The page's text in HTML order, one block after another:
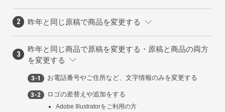
昨年と同じ原稿で商品を変更する
昨年と同じ商品で原稿を変更する・原稿と商品の両方
を変更する
お電話番号やご住所など、文字情報のみを変更する
ロゴの差替えや追加をする
Adobe Illustratorをご利用の方